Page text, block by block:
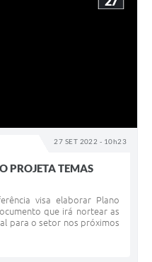
27 SET 2022 - 10h23
PROJETA TEMAS
visa elaborar Plano
que irá nortear as
para o setor nos próximos